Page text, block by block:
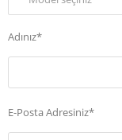
Adınız*
E-Posta Adresiniz*